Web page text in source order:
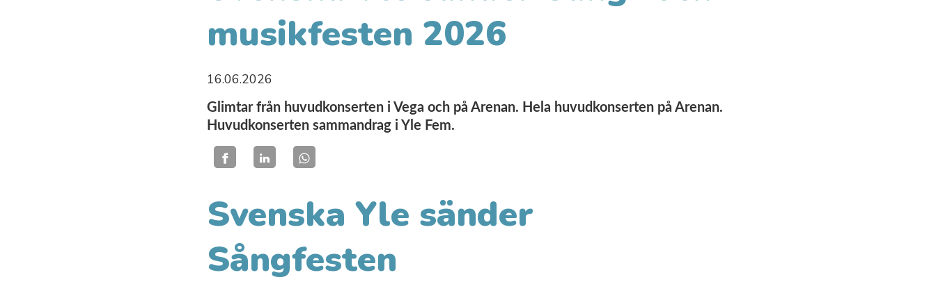
musikfesten 2026
16.06.2026
Glimtar från huvudkonserten i Vega och på Arenan. Hela huvudkonserten på Arenan.
Huvudkonserten sammandrag i Yle Fem.
Svenska Yle sänder
Sångfesten